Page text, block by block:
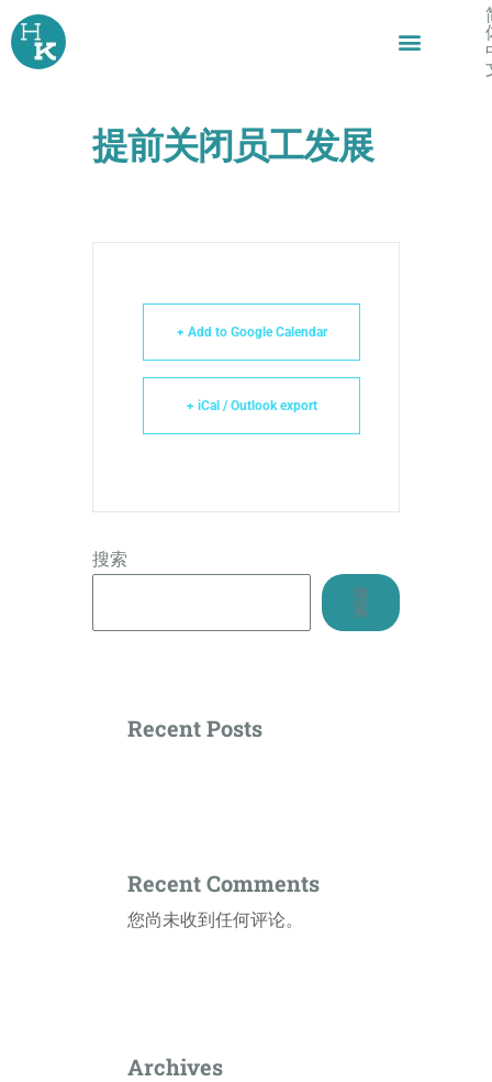
至
提前关闭员工发展
+ Add to Google Calendar
+ iCal / Outlook export
搜索
搜
索
Recent Posts
Recent Comments
您尚未收到任何评论。
Archives